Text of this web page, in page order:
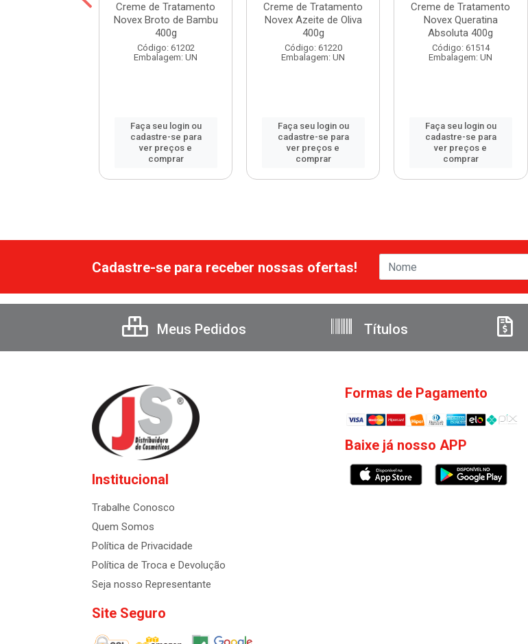
Creme de Tratamento
Novex Broto de Bambu
400g
Código: 61202
Embalagem: UN
Faça seu login ou
cadastre-se para
ver preços e
comprar
Creme de Tratamento
Novex Azeite de Oliva
400g
Código: 61220
Embalagem: UN
Faça seu login ou
cadastre-se para
ver preços e
comprar
Creme de Tratamento
Novex Queratina
Absoluta 400g
Código: 61514
Embalagem: UN
Faça seu login ou
cadastre-se para
ver preços e
comprar
Cadastre-se para receber nossas ofertas!
Meus Pedidos Títulos
Institucional
Trabalhe Conosco
Quem Somos
Política de Privacidade
Política de Troca e Devolução
Seja nosso Representante
Site Seguro
Formas de Pagamento
Baixe já nosso APP